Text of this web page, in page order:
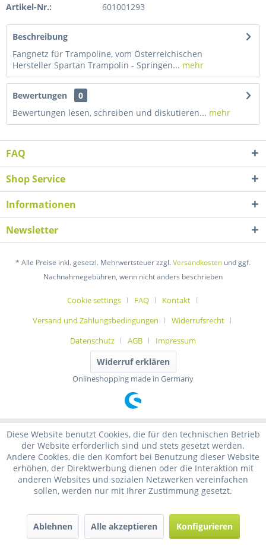
Artikel-Nr.: 601001293
Beschreibung
Fangnetz für Trampoline, vom Österreichischen
Hersteller Spartan Trampolin - Springen... mehr
Bewertungen
0
Bewertungen lesen, schreiben und diskutieren... mehr
FAQ
Shop Service
Informationen
Newsletter
* Alle Preise inkl. gesetzl. Mehrwertsteuer zzgl.Versandkosten und ggf.
Nachnahmegebühren, wenn nicht anders beschrieben
Cookie settings FAQ
Kontakt
Versand und Zahlungsbedingungen
Widerrufsrecht
Datenschutz
AGB Impressum
Widerruf erklären
Onlineshopping made in Germany
Diese Website benutzt Cookies, die für den technischen Betrieb
der Website erforderlich sind und stets gesetzt werden.
Andere Cookies, die den Komfort bei Benutzung dieser Website
erhöhen, der Direktwerbung dienen oder die Interaktion mit
anderen Websites und sozialen Netzwerken vereinfachen
sollen, werden nur mit Ihrer Zustimmung gesetzt.
Ablehnen Alle akzeptieren Konfigurieren